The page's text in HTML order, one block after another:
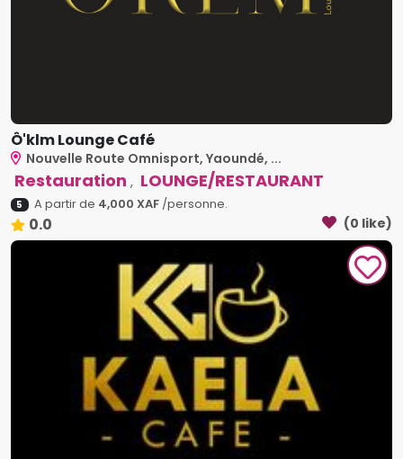
Ô'klm Lounge Café
Nouvelle Route Omnisport, Yaoundé, ...
Restauration , LOUNGE/RESTAURANT
5 A partir de 4,000 XAF/personne.
0.0 (0 like)